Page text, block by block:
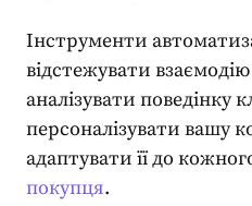
Інструменти
відстежувати
аналізувати поведінку
персоналізувати вашу
адаптувати її до
покупця.